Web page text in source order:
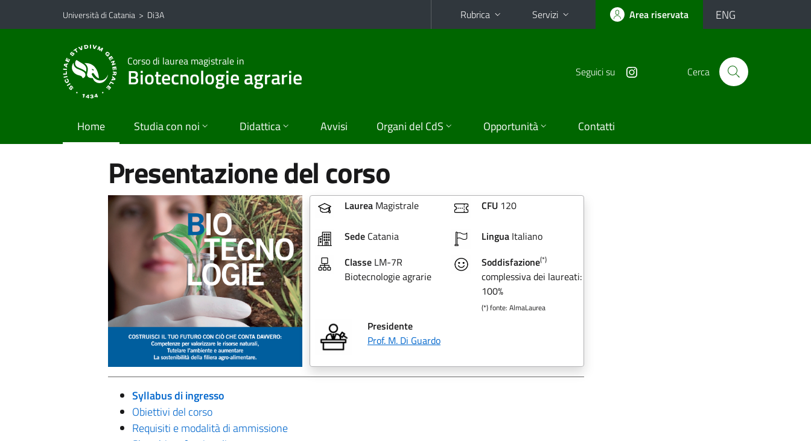
Vai al contenuto principale
Vai al menu di navigazione
Università di Catania > Di3A Rubrica Servizi Area riservata ENG
Corso di laurea magistrale in
Biotecnologie agrarie Seguici su Cerca
Home Studia con noi Didattica Avvisi Organi del CdS Opportunità Contatti
Presentazione del corso
Laurea Magistrale CFU120
Sede Catania LinguaItaliano
Classe LM-7R
Biotecnologie agrarie
Soddisfazione(*)
complessiva dei laureati:
100%
(*) fonte: AlmaLaurea
Presidente
Prof. M. Di Guardo
Syllabus di ingresso
Obiettivi del corso
Requisiti e modalità di ammissione